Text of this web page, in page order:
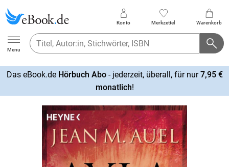
Ebook.de
Menu
Konto Merkzettel Warenkorb
Das eBook.de Hörbuch Abo- jederzeit, überall, für nur7,95 €
monatlich!